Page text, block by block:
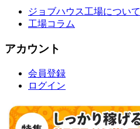
ジョブハウス工場について
工場コラム
アカウント
会員登録
ログイン